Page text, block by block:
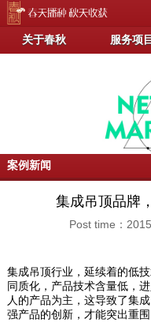
关于春秋 服务项目
案例新闻
集成吊顶品牌
Post time：
集成吊顶行业，延续着的低
同质化，产品技术含量低，
人的产品为主，这导致了集
强产品的创新，才能突出重围